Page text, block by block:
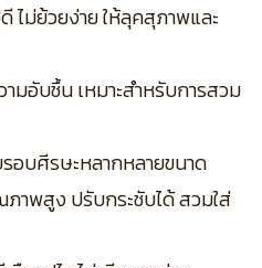
ไม่ย้วยง่าย ให้ลุคสุภาพและ
มอับชื้น เหมาะสำหรับการสวม
อบศีรษะหลากหลายขนาด
าพสูง ปรับกระชับได้ สวมใส่